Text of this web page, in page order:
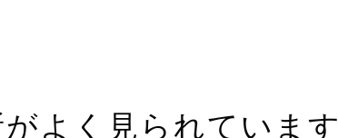
よく見られています